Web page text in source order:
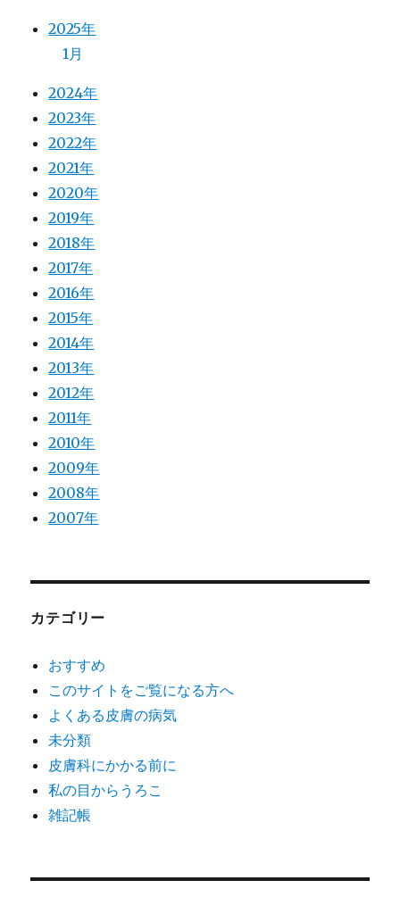
2025年
1月
2024年
2023年
2022年
2021年
2020年
2019年
2018年
2017年
2016年
2015年
2014年
2013年
2012年
2011年
2010年
2009年
2008年
2007年
カテゴリー
おすすめ
このサイトをご覧になる方へ
よくある皮膚の病気
未分類
皮膚科にかかる前に
私の目からうろこ
雑記帳